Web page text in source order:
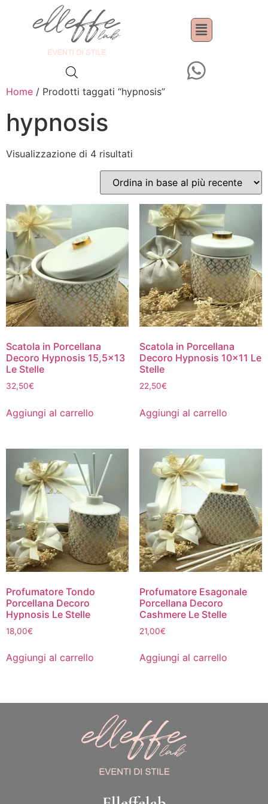
Home / Prodotti taggati “hypnosis”
hypnosis
Visualizzazione di 4 risultati
Scatola in Porcellana
Decoro Hypnosis 15,5×13
Le Stelle
32,50€
Aggiungi al carrello
Scatola in Porcellana
Decoro Hypnosis 10×11 Le
Stelle
22,50€
Aggiungi al carrello
Profumatore Tondo
Porcellana Decoro
Hypnosis Le Stelle
18,00€
Aggiungi al carrello
Profumatore Esagonale
Porcellana Decoro
Cashmere Le Stelle
21,00€
Aggiungi al carrello